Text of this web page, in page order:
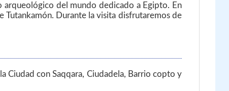
arqueológico del mundo dedicado a Egipto. En
Tutankamón. Durante la visita disfrutaremos de
Ciudad con Saqqara, Ciudadela, Barrio copto y